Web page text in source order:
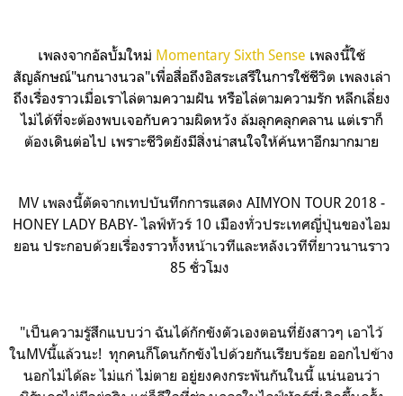
เพลงจากอัลบั้มใหม่ Momentary Sixth Sense เพลงนี้ใช้
สัญลักษณ์"นกนางนวล"เพื่อสื่อถึงอิสระเสรีในการใช้ชีวิต เพลงเล่า
ถึงเรื่องราวเมื่อเราไล่ตามความฝัน หรือไล่ตามความรัก หลีกเลี่ยง
ไม่ได้ที่จะต้องพบเจอกับความผิดหวัง ล้มลุกคลุกคลาน แต่เราก็
ต้องเดินต่อไป เพราะชีวิตยังมีสิ่งน่าสนใจให้ค้นหาอีกมากมาย
MV เพลงนี้ตัดจากเทปบันทึกการแสดง AIMYON TOUR 2018 -
HONEY LADY BABY- ไลฟ์ทัวร์ 10 เมืองทั่วประเทศญี่ปุ่นของไอม
ยอน ประกอบด้วยเรื่องราวทั้งหน้าเวทีและหลังเวทีที่ยาวนานราว
85 ชั่วโมง
"เป็นความรู้สึกแบบว่า ฉันได้กักขังตัวเองตอนที่ยังสาวๆ เอาไว้
ในMVนี้แล้วนะ! ทุกคนก็โดนกักขังไปด้วยกันเรียบร้อย ออกไปข้าง
นอกไม่ได้ละ ไม่แก่ ไม่ตาย อยู่ยงคงกระพันกันในนี้ แน่นอนว่า